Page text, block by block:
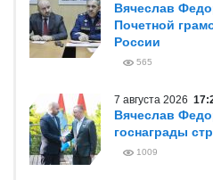
Вячеслав
Почетной
России
565
7 августа 2026
Вячеслав
госнаграды
1009